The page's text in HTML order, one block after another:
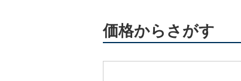
価格からさがす